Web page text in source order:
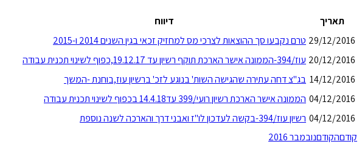
תאריך
דיווח
29/12/2016 טרם נקבעו סך ההוצאות לצרכי מס למחזיק זכאי בגין השנים 2014 ו-2015
20/12/2016 עוז/394-הממונה אישר הארכת תוקף רשיון עד 19.12.17,כפוף לשינוי תכנית עבודה
14/12/2016 בג"צ דחה עתירה שהגישה השות' בנוגע לזכ' ברשיון עוז,בוחנת -המשך
04/12/2016 הממונה אישר הארכת רשיון רועי/399 עד14.4.18 בכפוף לשינוי תכנית עבודה
04/12/2016 רשיון עוז/394-בקשה לעדכון לו"ז ואבני דרך והארכה לשנה נוספת
קודםהקודםנובמבר 2016